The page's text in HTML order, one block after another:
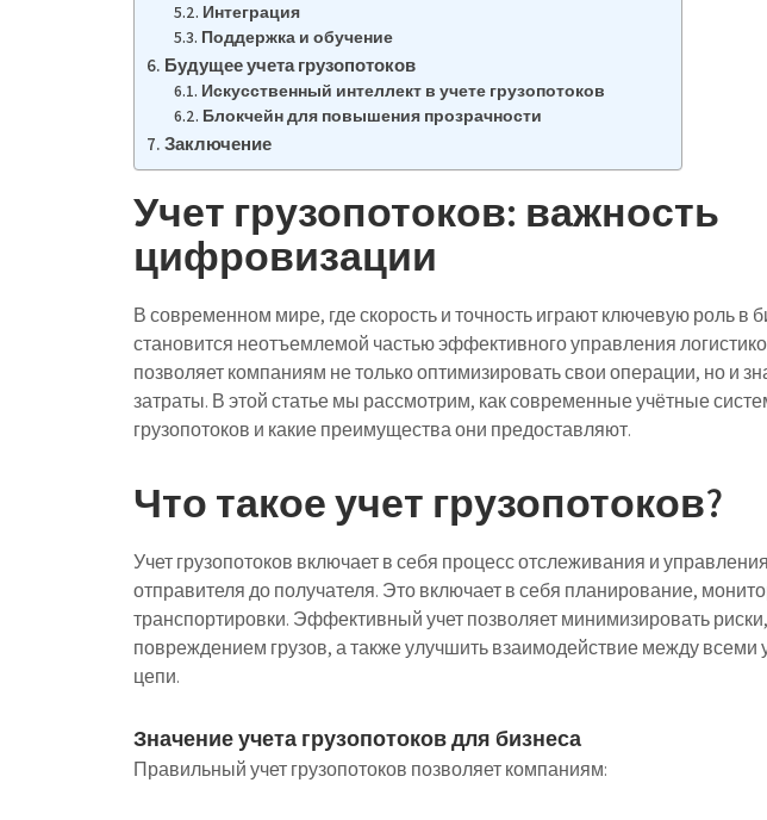
Интеграция
Поддержка и обучение
Будущее учета грузопотоков
Искусственный интеллект в учете грузопотоков
Блокчейн для повышения прозрачности
Заключение
Учет грузопотоков: важность
цифровизации
В современном мире, где скорость и точность играют ключевую роль в
становится неотъемлемой частью эффективного управления
позволяет компаниям не только оптимизировать свои операции, но и
затраты. В этой статье мы рассмотрим, как современные учётные
грузопотоков и какие преимущества они предоставляют.
Что такое учет грузопотоков?
Учет грузопотоков включает в себя процесс отслеживания и
отправителя до получателя. Это включает в себя планирование,
транспортировки. Эффективный учет позволяет минимизировать
повреждением грузов, а также улучшить взаимодействие между всеми
цепи.
Значение учета грузопотоков для бизнеса
Правильный учет грузопотоков позволяет компаниям: